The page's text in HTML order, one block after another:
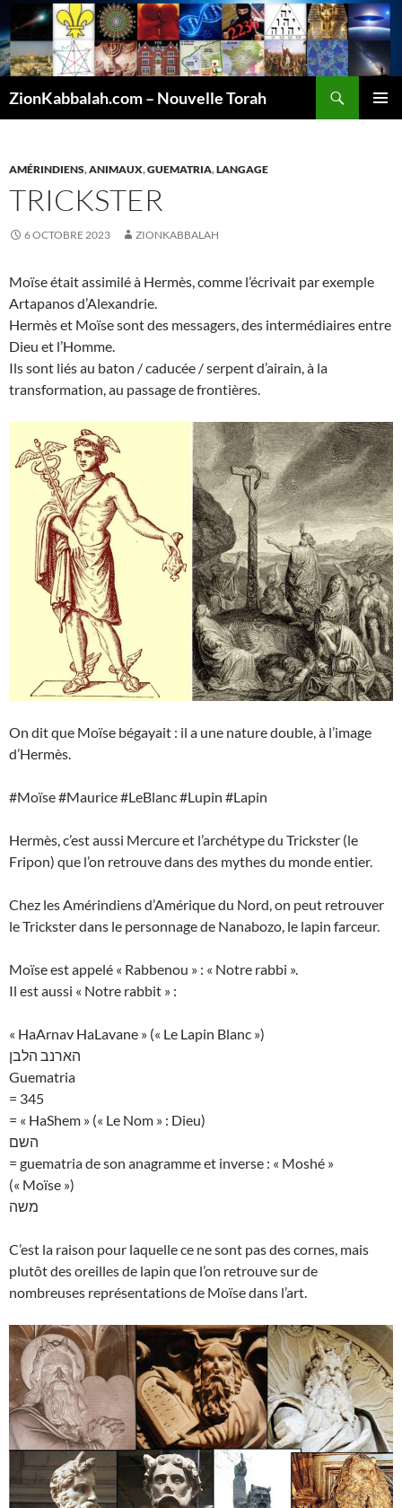
ZionKabbalah.com – Nouvelle Torah
AMÉRINDIENS,ANIMAUX,GUEMATRIA,LANGAGE
TRICKSTER
6 OCTOBRE 2023 ZIONKABBALAH
Moïse était assimilé à Hermès, comme l’écrivait par exemple
Artapanos d’Alexandrie.
Hermès et Moïse sont des messagers, des intermédiaires entre
Dieu et l’Homme.
Ils sont liés au baton / caducée / serpent d’airain, à la
transformation, au passage de frontières.
On dit que Moïse bégayait : il a une nature double, à l’image
d’Hermès.
#Moïse #Maurice #LeBlanc #Lupin #Lapin
Hermès, c’est aussi Mercure et l’archétype du Trickster (le
Fripon) que l’on retrouve dans des mythes du monde entier.
Chez les Amérindiens d’Amérique du Nord, on peut retrouver
le Trickster dans le personnage de Nanabozo, le lapin farceur.
Moïse est appelé « Rabbenou » : « Notre rabbi ».
Il est aussi « Notre rabbit » :
« HaArnav HaLavane » (« Le Lapin Blanc »)
הארנב הלבן
Guematria
= 345
= « HaShem » (« Le Nom » : Dieu)
השם
= guematria de son anagramme et inverse : « Moshé »
(« Moïse »)
משה
C’est la raison pour laquelle ce ne sont pas des cornes, mais
plutôt des oreilles de lapin que l’on retrouve sur de
nombreuses représentations de Moïse dans l’art.